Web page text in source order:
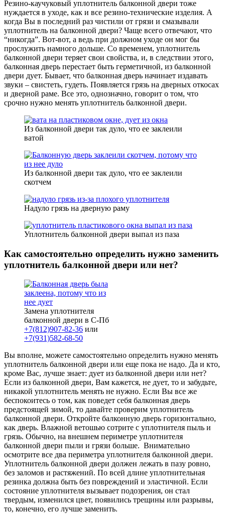
Резино-каучуковый уплотнитель балконной двери тоже
нуждается в уходе, как и все резино-технические изделия. А
когда Вы в последний раз чистили от грязи и смазывали
уплотнитель на балконной двери? Чаще всего отвечают, что
“никогда”. Вот-вот, а ведь при должном уходе он мог бы
прослужить намного дольше. Со временем, уплотнитель
балконной двери теряет свои свойства, и, в следствии этого,
балконная дверь перестает быть герметичной, из балконной
двери дует. Бывает, что балконная дверь начинает издавать
звуки – свистеть, гудеть. Появляется грязь на дверных откосах
и дверной раме. Все это, однозначно, говорит о том, что
срочно нужно менять уплотнитель балконной двери.
Из балконной двери так дуло, что ее заклеили
ватой
Из балконной двери так дуло, что ее заклеили
скотчем
Надуло грязь на дверную раму
Уплотнитель балконной двери выпал из паза
Как самостоятельно определить нужно заменить
уплотнитель балконной двери или нет?
Замена уплотнителя
балконной двери в С-Пб
+7(812)907-82-36 или
+7(931)582-68-50
Вы вполне, можете самостоятельно определить нужно менять
уплотнитель балконной двери или еще пока не надо. Да и кто,
кроме Вас, лучше знает: дует из балконной двери или нет?
Если из балконной двери, Вам кажется, не дует, то и забудьте,
никакой уплотнитель менять не нужно. Если Вы все же
беспокоитесь о том, как поведет себя балконная дверь
предстоящей зимой, то давайте проверим уплотнитель
балконной двери. Откройте балконную дверь горизонтально,
как дверь. Влажной ветошью сотрите с уплотнителя пыль и
грязь. Обычно, на внешнем периметре уплотнителя
балконной двери пыли и грязи больше. Внимательно
осмотрите все два периметра уплотнителя балконной двери.
Уплотнитель балконной двери должен лежать в пазу ровно,
без заломов и растяжений. По всей длине уплотнительная
резинка должна быть без повреждений и эластичной. Если
состояние уплотнителя вызывает подозрения, он стал
твердым, изменился цвет, появились трещины или разрывы,
то, конечно, его лучше заменить.